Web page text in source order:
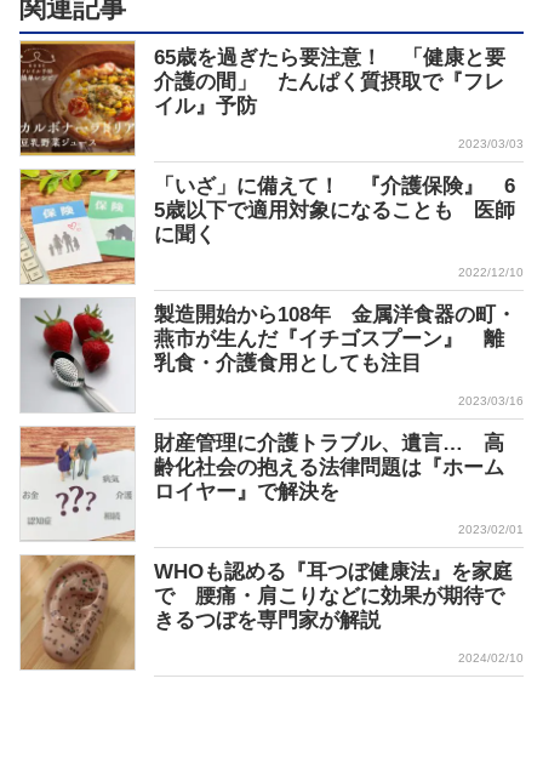
関連記事
65歳を過ぎたら要注意！ 「健康と要
介護の間」 たんぱく質摂取で『フレ
イル』予防
2023/03/03
「いざ」に備えて！ 『介護保険』 6
5歳以下で適用対象になることも 医師
に聞く
2022/12/10
製造開始から108年 金属洋食器の町・
燕市が生んだ『イチゴスプーン』 離
乳食・介護食用としても注目
2023/03/16
財産管理に介護トラブル、遺言… 高
齢化社会の抱える法律問題は『ホーム
ロイヤー』で解決を
2023/02/01
WHOも認める『耳つぼ健康法』を家庭
で 腰痛・肩こりなどに効果が期待で
きるつぼを専門家が解説
2024/02/10